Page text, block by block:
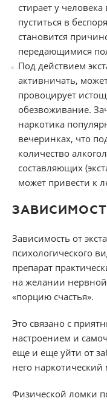
стирает у
пуститься в
становится
передающимися
Под действием
активничать,
провоцирует
обезвоживание.
наркотика
вечеринках, что
количество
составляющих
может привести к
Зависимость от
психологического
препарат
на желании
«порцию счастья».
Это связано с
настроением и
еще и еще уйти от
него наркотический
Физической ломки